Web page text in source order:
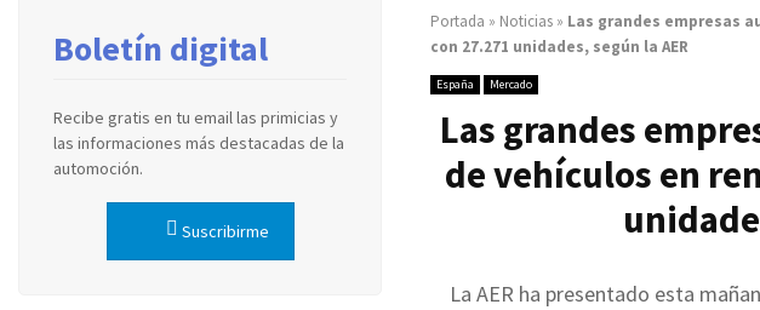
Portada » Noticias » Las grandes empresas
con 27.271 unidades, según la AER
España Mercado
Las grandes
de vehículos en
La AER ha presentado esta
Boletín digital
Recibe gratis en tu email las primicias y
las informaciones más destacadas de la
automoción.
Suscribirme